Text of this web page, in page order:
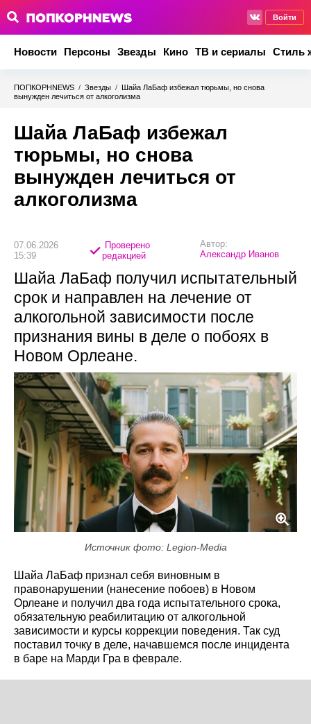
Войти
Новости Персоны Звезды Кино ТВ и сериалы Стиль
ПОПКОРНNEWS / Звезды / Шайа ЛаБаф избежал тюрьмы, но снова
вынужден лечиться от алкоголизма
Шайа ЛаБаф избежал
тюрьмы, но снова
вынужден лечиться от
алкоголизма
07.06.2026
15:39
Проверено
редакцией
Автор:
Александр Иванов
Шайа ЛаБаф получил испытательный
срок и направлен на лечение от
алкогольной зависимости после
признания вины в деле о побоях в
Новом Орлеане.
Источник фото: Legion-Media
Шайа ЛаБаф признал себя виновным в
правонарушении (нанесение побоев) в Новом
Орлеане и получил два года испытательного срока,
обязательную реабилитацию от алкогольной
зависимости и курсы коррекции поведения. Так суд
поставил точку в деле, начавшемся после инцидента
в баре на Марди Гра в феврале.